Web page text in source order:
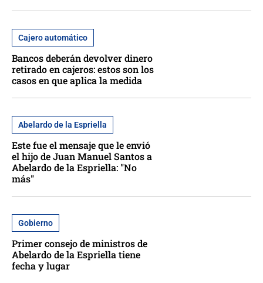
Cajero automático
Bancos deberán devolver dinero
retirado en cajeros: estos son los
casos en que aplica la medida
Abelardo de la Espriella
Este fue el mensaje que le envió
el hijo de Juan Manuel Santos a
Abelardo de la Espriella: "No
más"
Gobierno
Primer consejo de ministros de
Abelardo de la Espriella tiene
fecha y lugar